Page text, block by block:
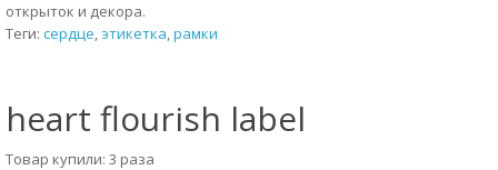
открыток и декора.
Теги: сердце, этикетка,рамки
heart flourish label
Товар купили: 3 раза